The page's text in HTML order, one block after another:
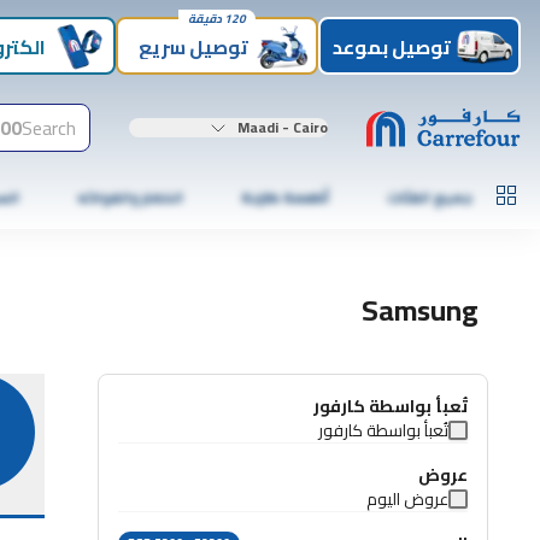
توصيل بموعد توصيل سريع
120 دقيقة
Maadi - Cairo
Search
جميع الفئات أطعمة طازجة الخضار والفواكه
Samsung
تُعبأ بواسطة كارفور
تُعبأ بواسطة كارفور
عروض
عروض اليوم